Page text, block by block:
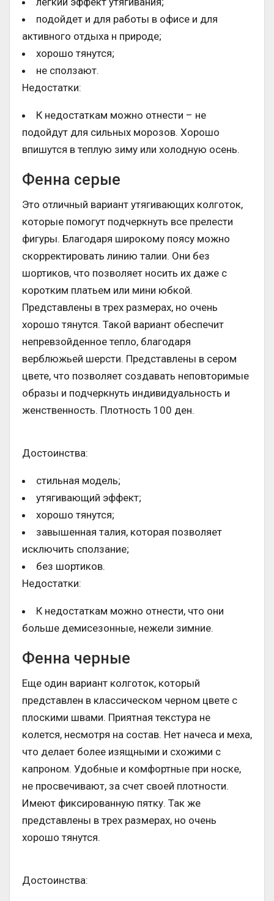
подойдет и для работы в офисе и для
активного отдыха н природе;
хорошо тянутся;
не сползают.
Недостатки:
К недостаткам можно отнести – не
подойдут для сильных морозов. Хорошо
впишутся в теплую зиму или холодную осень.
Фенна серые
Это отличный вариант утягивающих колготок,
которые помогут подчеркнуть все прелести
фигуры. Благодаря широкому поясу можно
скорректировать линию талии. Они без
шортиков, что позволяет носить их даже с
коротким платьем или мини юбкой.
Представлены в трех размерах, но очень
хорошо тянутся. Такой вариант обеспечит
непревзойденное тепло, благодаря
верблюжьей шерсти. Представлены в сером
цвете, что позволяет создавать неповторимые
образы и подчеркнуть индивидуальность и
женственность. Плотность 100 ден.
Достоинства:
стильная модель;
утягивающий эффект;
хорошо тянутся;
завышенная талия, которая позволяет
исключить сползание;
без шортиков.
Недостатки:
К недостаткам можно отнести, что они
больше демисезонные, нежели зимние.
Фенна черные
Еще один вариант колготок, который
представлен в классическом черном цвете с
плоскими швами. Приятная текстура не
колется, несмотря на состав. Нет начеса и меха,
что делает более изящными и схожими с
капроном. Удобные и комфортные при носке,
не просвечивают, за счет своей плотности.
Имеют фиксированную пятку. Так же
представлены в трех размерах, но очень
хорошо тянутся.
Достоинства: